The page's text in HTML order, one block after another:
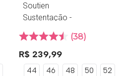
Soutien
Sustentação -
Preto
38
R$ 239,99
44 46 48 50 52